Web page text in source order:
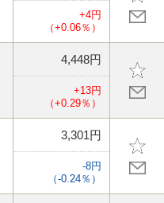
+4円
（+0.06％）
4,448円
+13円
（+0.29％）
3,301円
-8円
（-0.24％）